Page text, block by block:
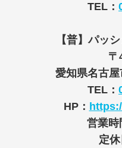
TEL：
【普】パッ
〒
愛知県名古
TEL：
HP：
営業時
定